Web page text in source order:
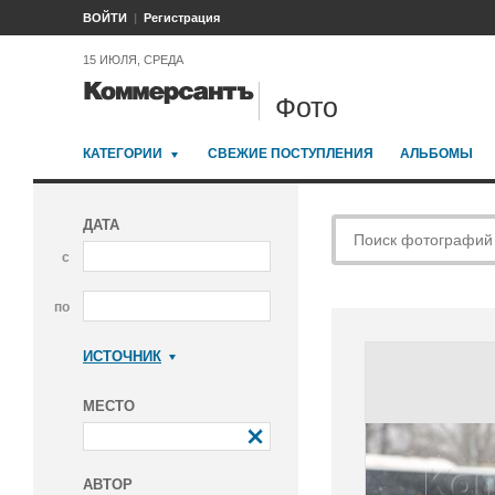
ВОЙТИ Регистрация
15 ИЮЛЯ, СРЕДА
Фото
КАТЕГОРИИ СВЕЖИЕ ПОСТУПЛЕНИЯ АЛЬБОМЫ
ДАТА
с
по
ИСТОЧНИК
МЕСТО
АВТОР